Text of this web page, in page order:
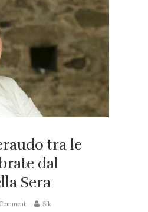
tra le
dal
Sera
Sik